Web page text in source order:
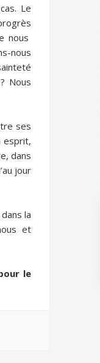
Le
nous
nous
Nous
ses
esprit,
dans
jour
la
et
le